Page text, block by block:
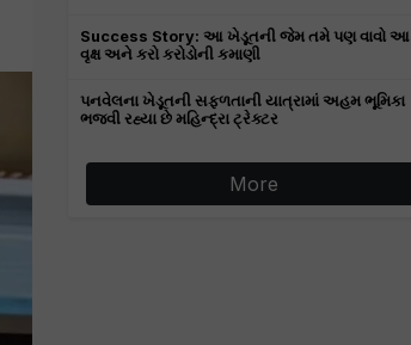
Success Story: આ ખેડૂતની જેમ તમે પણ વાવો આ
વૃક્ષ અને કરો કરોડોની કમાણી
પનવેલના ખેડૂતની સફળતાની યાત્રામાં અહમ ભૂમિકા
ભજવી રહ્યા છે મહિન્દ્રા ટ્રેક્ટર
More